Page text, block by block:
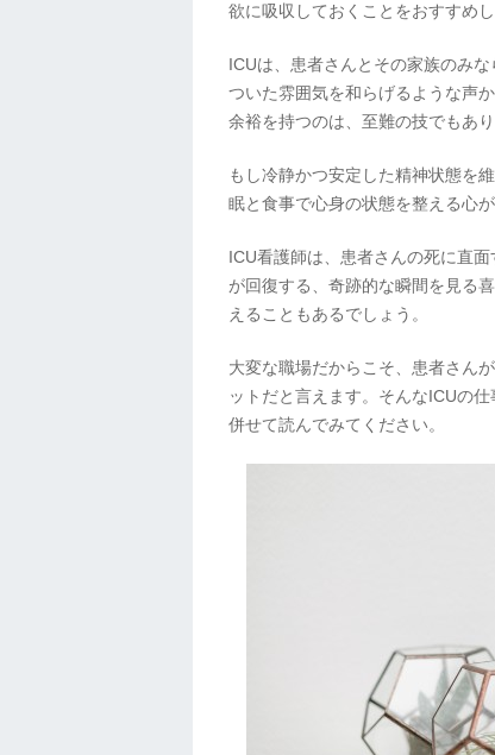
欲に吸収しておくことをおすすめし
ICUは、患者さんとその家族のみ
ついた雰囲気を和らげるような声
余裕を持つのは、至難の技でもあり
もし冷静かつ安定した精神状態を
眠と食事で心身の状態を整える心
ICU看護師は、患者さんの死に直
が回復する、奇跡的な瞬間を見る
えることもあるでしょう。
大変な職場だからこそ、患者さん
ットだと言えます。そんなICUの
併せて読んでみてください。